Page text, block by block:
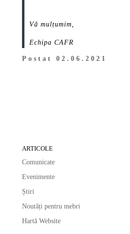
Vă mulțumim,
Echipa CAFR
Postat 02.06.2021
ARTICOLE
Comunicate
Evenimente
Știri
Noutăți pentru mebri
Hartă Website